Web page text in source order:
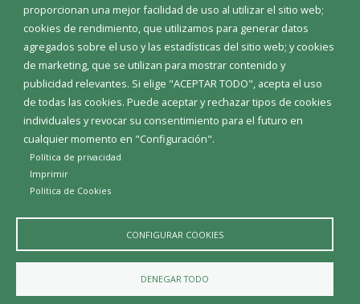
proporcionan una mejor facilidad de uso al utilizar el sitio web;
cookies de rendimiento, que utilizamos para generar datos
agregados sobre el uso y las estadísticas del sitio web; y cookies
de marketing, que se utilizan para mostrar contenido y
publicidad relevantes. Si elige "ACEPTAR TODO", acepta el uso
de todas las cookies. Puede aceptar y rechazar tipos de cookies
individuales y revocar su consentimiento para el futuro en
cualquier momento en "Configuración".
Política de privacidad
Imprimir
Politica de Cookies
CONFIGURAR COOKIES
DENEGAR TODO
INICIAR SESIÓN
MAPA WEB